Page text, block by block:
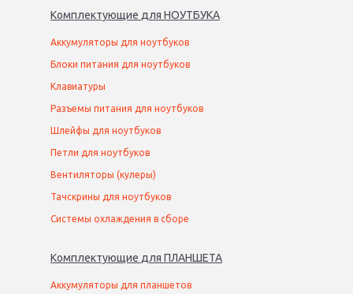
Комплектующие для НОУТБУКА
Аккумуляторы для ноутбуков
Блоки питания для ноутбуков
Клавиатуры
Разъемы питания для ноутбуков
Шлейфы для ноутбуков
Петли для ноутбуков
Вентиляторы (кулеры)
Тачскрины для ноутбуков
Системы охлаждения в сборе
Комплектующие для ПЛАНШЕТА
Аккумуляторы для планшетов